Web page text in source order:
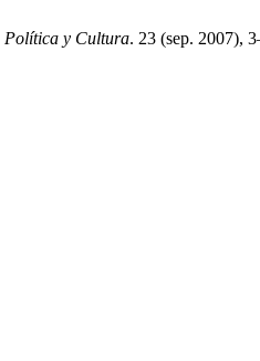
Política y Cultura. 23 (sep. 2007),